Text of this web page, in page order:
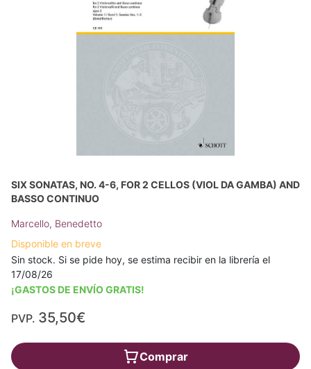
SIX SONATAS, NO. 4-6, FOR 2 CELLOS (VIOL DA GAMBA) AND
BASSO CONTINUO
Marcello, Benedetto
Disponible en breve
Sin stock. Si se pide hoy, se estima recibir en la librería el
17/08/26
¡GASTOS DE ENVÍO GRATIS!
PVP. 35,50€
Comprar